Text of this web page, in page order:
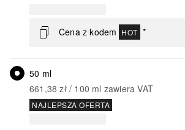
Cena z kodem HOT *
50 ml
661,38 zł / 100 ml zawiera VAT
NAJLEPSZA OFERTA